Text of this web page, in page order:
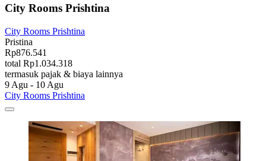
City Rooms Prishtina
City Rooms Prishtina
Pristina
Rp876.541
total Rp1.034.318
termasuk pajak & biaya lainnya
9 Agu - 10 Agu
City Rooms Prishtina